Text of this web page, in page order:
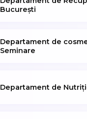
București
Departament de
Seminare
Departament de